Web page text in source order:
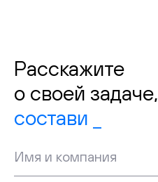
Расскажите
о своей задаче,
Имя и компания